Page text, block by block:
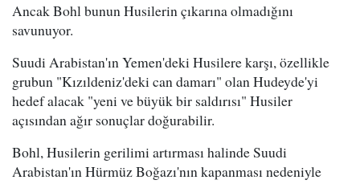
Ancak Bohl bunun Husilerin çıkarına olmadığını
savunuyor.
Suudi Arabistan'ın Yemen'deki Husilere karşı, özellikle
grubun "Kızıldeniz'deki can damarı" olan Hudeyde'yi
hedef alacak "yeni ve büyük bir saldırısı" Husiler
açısından ağır sonuçlar doğurabilir.
Bohl, Husilerin gerilimi artırması halinde Suudi
Arabistan'ın Hürmüz Boğazı'nın kapanması nedeniyle